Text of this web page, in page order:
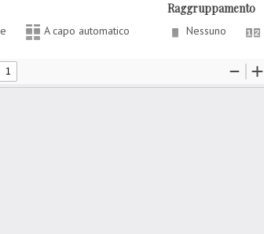
A capo automatico
Raggruppamento
Nessuno